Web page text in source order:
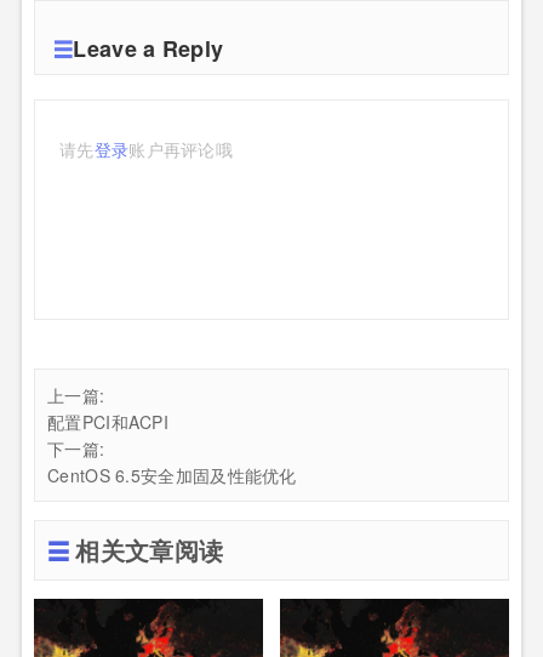
Leave a Reply
请先登录账户再评论哦
上一篇:
配置PCI和ACPI
下一篇:
CentOS 6.5安全加固及性能优化
相关文章阅读